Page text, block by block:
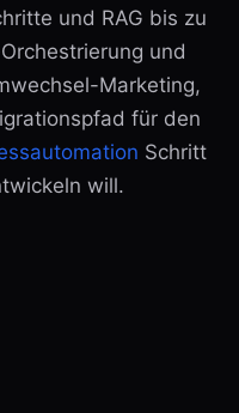
und RAG bis zu
und
Marketing,
für den
Schritt
will.